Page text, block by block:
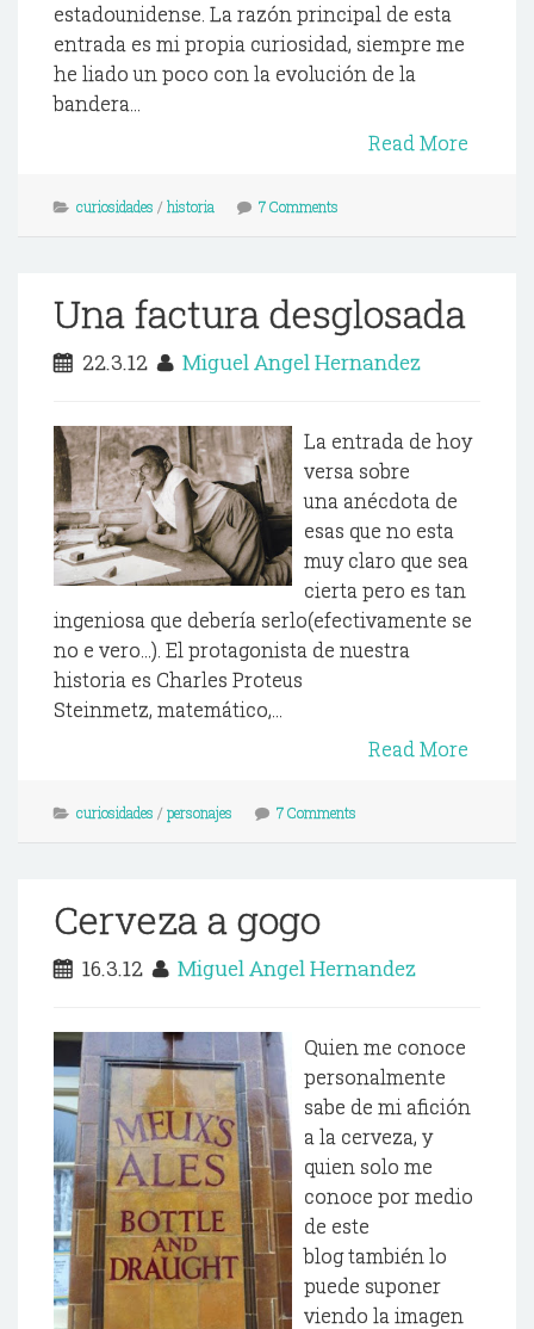
estadounidense. La razón principal de esta
entrada es mi propia curiosidad, siempre me
he liado un poco con la evolución de la
bandera...
Read More
curiosidades / historia 7 Comments
Una factura desglosada
22.3.12 Miguel Angel Hernandez
La entrada de hoy
versa sobre
una anécdota de
esas que no esta
muy claro que sea
cierta pero es tan
ingeniosa que debería serlo(efectivamente se
no e vero...). El protagonista de nuestra
historia es Charles Proteus
Steinmetz, matemático,...
Read More
curiosidades / personajes 7 Comments
Cerveza a gogo
16.3.12 Miguel Angel Hernandez
Quien me conoce
personalmente
sabe de mi afición
a la cerveza, y
quien solo me
conoce por medio
de este
blog también lo
puede suponer
viendo la imagen